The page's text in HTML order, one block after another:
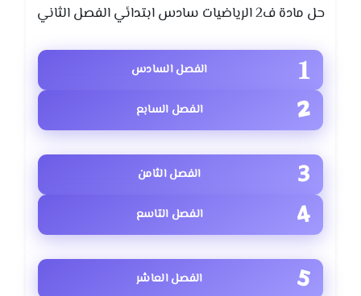
حل مادة ف2 الرياضيات سادس ابتدائي الفصل الثاني
الفصل السادس
الفصل السابع
الفصل الثامن
الفصل التاسع
الفصل العاشر